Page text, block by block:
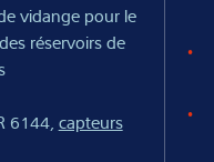
vidange pour le
réservoirs de
6144, capteurs